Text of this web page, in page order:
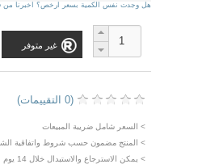
هل وجدت نفس الكمية بسعر ارخص؟ اخبرنا
غير متوفر
(0 التقييمات)
> السعر شامل ضريبة المبيعات
> المنتج مضمون حسب شروط واتفاقية
> يمكن